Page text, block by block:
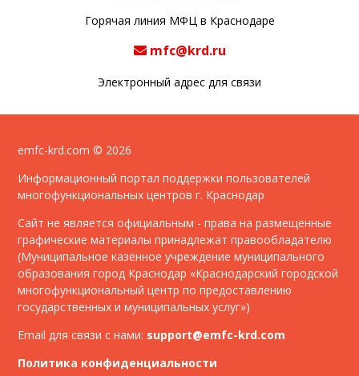
Горячая линия МФЦ в Краснодаре
mfc@krd.ru
Электронный адрес для связи
emfc-krd.com © 2026
Информационный портал поддержки пользователей
многофункциональных центров г. Краснодар
Сайт не является официальным - права на размещенные
графические материалы принадлежат правообладателю
(Муниципальное казённое учреждение муниципального
образования город Краснодар «Краснодарский городской
многофункциональный центр по предоставлению
государственных и муниципальных услуг»)
Email для связи с нами: support@emfc-krd.com
Политика конфиденциальности